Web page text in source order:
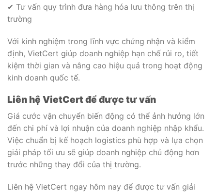
✔ Tư vấn quy trình đưa hàng hóa lưu thông trên thị
trường
Với kinh nghiệm trong lĩnh vực chứng nhận và kiểm
định, VietCert giúp doanh nghiệp hạn chế rủi ro, tiết
kiệm thời gian và nâng cao hiệu quả trong hoạt động
kinh doanh quốc tế.
Liên hệ VietCert để được tư vấn
Giá cước vận chuyển biến động có thể ảnh hưởng lớn
đến chi phí và lợi nhuận của doanh nghiệp nhập khẩu.
Việc chuẩn bị kế hoạch logistics phù hợp và lựa chọn
giải pháp tối ưu sẽ giúp doanh nghiệp chủ động hơn
trước những thay đổi của thị trường.
Liên hệ VietCert ngay hôm nay để được tư vấn giải